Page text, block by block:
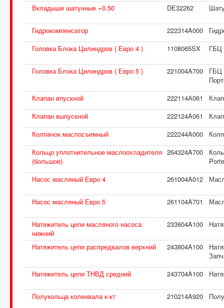
Вкладыши шатунные +0.50 DE32262
Гидрокомпенсатор 222314A000
Головка Блока Цилиндров ( Евро 4 )
1108065SX ГБЦ
Головка Блока Цилиндров ( Евро 5 ) 221004A700
ГБЦ
Клапан впускной
222114А061
Клапан выпускной
222124A061
Колпачок маслосъемный
222244A000
Кольцо уплотнительное маслоохладителя
(большое)
264324A700
Насос масляный Евро 4
261004A012
Насос масляный Евро 5 261104A701
Натяжитель цепи масляного насоса
нижний
233604A100
Натяжитель цепи распредвалов верхний 243804A100
Натяжитель цепи ТНВД средний
243704A100
Полукольца коленвала к-кт 210214A920